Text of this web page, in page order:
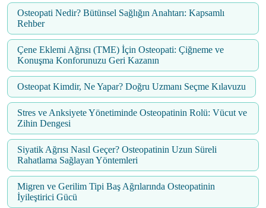
Osteopati Nedir? Bütünsel Sağlığın Anahtarı: Kapsamlı
Rehber
Çene Eklemi Ağrısı (TME) İçin Osteopati: Çiğneme ve
Konuşma Konforunuzu Geri Kazanın
Osteopat Kimdir, Ne Yapar? Doğru Uzmanı Seçme Kılavuzu
Stres ve Anksiyete Yönetiminde Osteopatinin Rolü: Vücut ve
Zihin Dengesi
Siyatik Ağrısı Nasıl Geçer? Osteopatinin Uzun Süreli
Rahatlama Sağlayan Yöntemleri
Migren ve Gerilim Tipi Baş Ağrılarında Osteopatinin
İyileştirici Gücü